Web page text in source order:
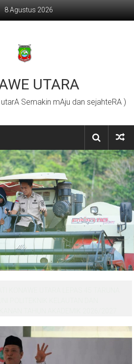
8 Agustus 2026
UTARA
Semakin mAju dan sejahteRA )